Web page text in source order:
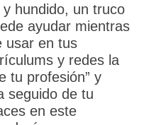
hundido, un truco
ayudar mientras
usar en tus
y redes la
tu profesión” y
seguido de tu
en este